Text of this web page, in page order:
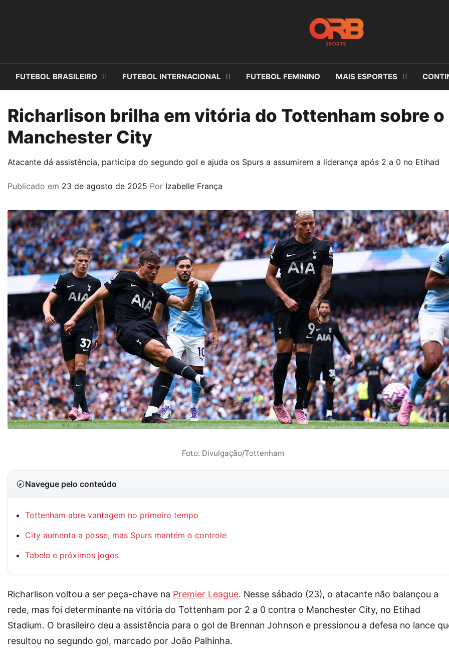
FUTEBOL BRASILEIRO FUTEBOL INTERNACIONAL FUTEBOL FEMININO MAIS ESPORTES
Richarlison brilha em vitória do Tottenham sobre o
Manchester City
Atacante dá assistência, participa do segundo gol e ajuda os Spurs a assumirem a liderança após 2 a 0 no Etihad
Publicado em 23 de agosto de 2025 Por Izabelle França
Foto: Divulgação/Tottenham
Navegue pelo conteúdo
Tottenham abre vantagem no primeiro tempo
City aumenta a posse, mas Spurs mantém o controle
Tabela e próximos jogos
Richarlison voltou a ser peça-chave na Premier League. Nesse sábado (23), o atacante não balançou a
rede, mas foi determinante na vitória do Tottenham por 2 a 0 contra o Manchester City, no Etihad
Stadium. O brasileiro deu a assistência para o gol de Brennan Johnson e pressionou a defesa no lance
resultou no segundo gol, marcado por João Palhinha.